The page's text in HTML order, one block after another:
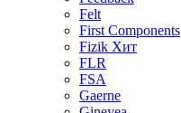
Felt
First Components
Fizik Хит
FLR
FSA
Gaerne